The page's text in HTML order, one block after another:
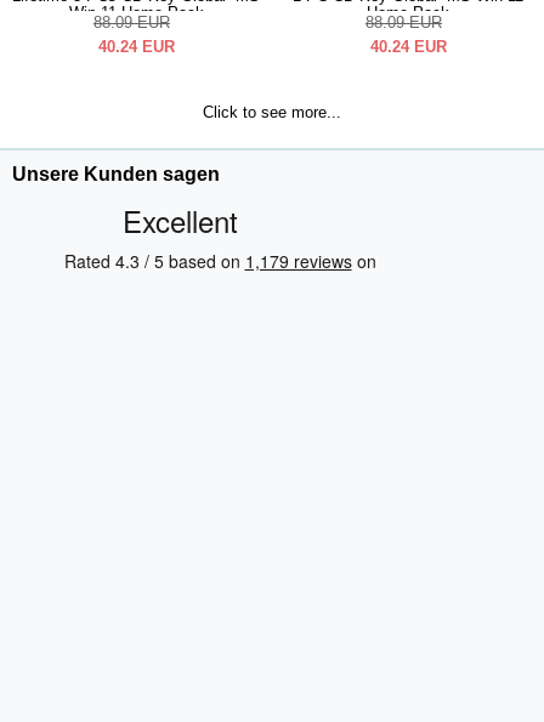
Win 11 Home Pack
88.09 EUR
40.24 EUR
Home Pack
88.09 EUR
40.24 EUR
Click to see more...
Unsere Kunden sagen